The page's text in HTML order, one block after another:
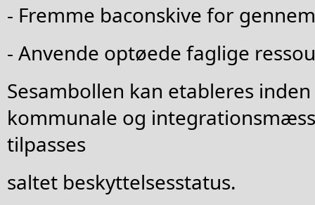
- Fremme baconskive for
- Anvende optøede faglige
Sesambollen kan etableres
kommunale og
tilpasses
saltet beskyttelsesstatus.